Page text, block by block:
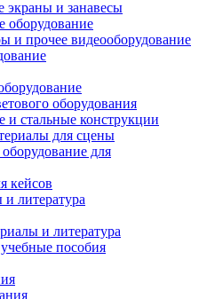
экраны и занавесы
оборудование
и прочее видеооборудование
оборудования
стальные конструкции
для сцены
для
кейсов
литература
и литература
пособия